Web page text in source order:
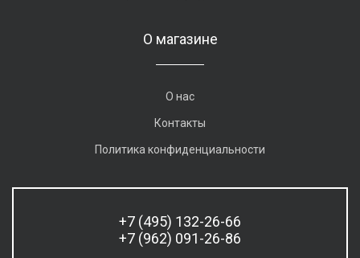
О магазине
О нас
Контакты
Политика конфиденциальности
+7 (495) 132-26-66
+7 (962) 091-26-86